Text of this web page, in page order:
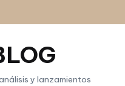
y lanzamientos